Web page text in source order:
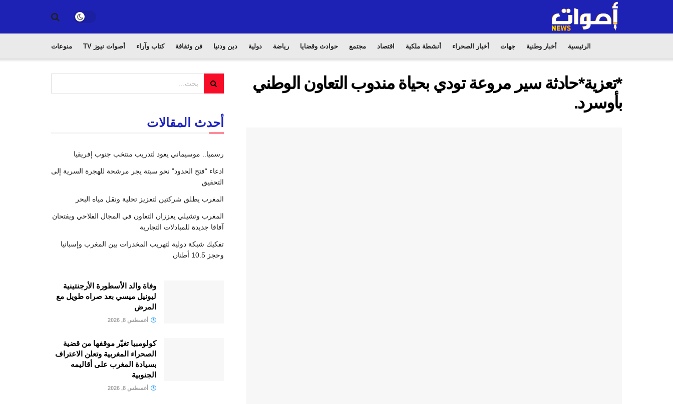
الرئيسية أخبار وطنية جهات أخبار الصحراء أنشطة ملكية اقتصاد مجتمع حوادث وقضايا رياضة دولية دين ودنيا فن وثقافة كتاب وآراء أصوات نيوز TV منوعات
*تعزية*حادثة سير مروعة تودي بحياة مندوب التعاون الوطني
بأوسرد.
أحدث المقالات
رسميا.. موسيماني يعود لتدريب منتخب جنوب إفريقيا
ادعاء “فتح الحدود” نحو سبتة يجر مرشحة للهجرة السرية إلى
التحقيق
المغرب يطلق شركتين لتعزيز تحلية ونقل مياه البحر
المغرب وتشيلي يعززان التعاون في المجال الفلاحي ويفتحان
آفاقا جديدة للمبادلات التجارية
تفكيك شبكة دولية لتهريب المخدرات بين المغرب وإسبانيا
وحجز 10.5 أطنان
وفاة والد الأسطورة الأرجنتينية
ليونيل ميسي بعد صراه طويل مع
المرض
أغسطس 8, 2026
كولومبيا تغيّر موقفها من قضية
الصحراء المغربية وتعلن الاعتراف
بسيادة المغرب على أقاليمه
الجنوبية
أغسطس 8, 2026